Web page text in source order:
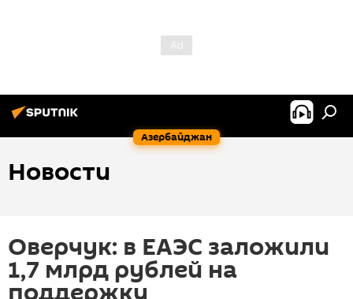
Азербайджан
Новости
Оверчук: в ЕАЭС заложили
1,7 млрд рублей на